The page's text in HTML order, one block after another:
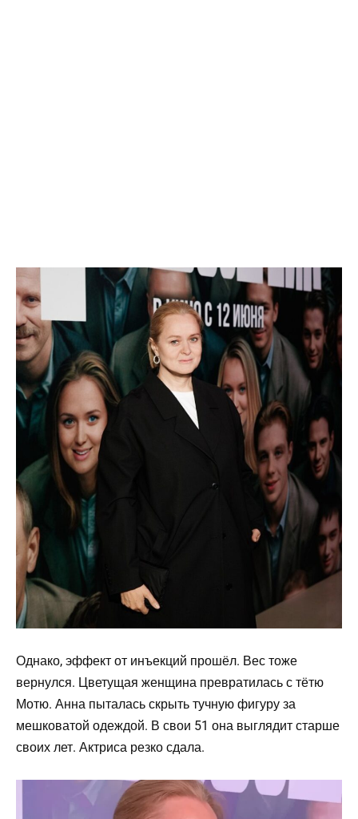
Однако, эффект от инъекций прошёл. Вес тоже
вернулся. Цветущая женщина превратилась с тётю
Мотю. Анна пыталась скрыть тучную фигуру за
мешковатой одеждой. В свои 51 она выглядит старше
своих лет. Актриса резко сдала.